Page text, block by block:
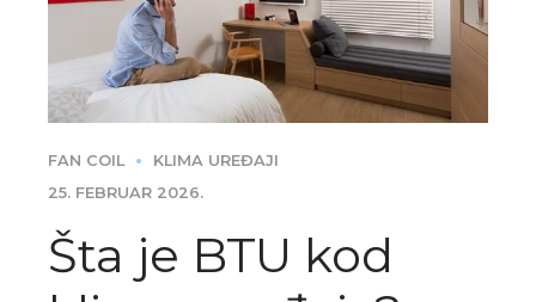
FAN COIL
KLIMA UREĐAJI
25. FEBRUAR 2026.
Šta je BTU kod